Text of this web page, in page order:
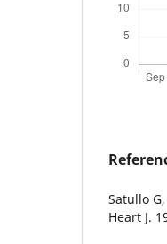
Satullo
Heart J.